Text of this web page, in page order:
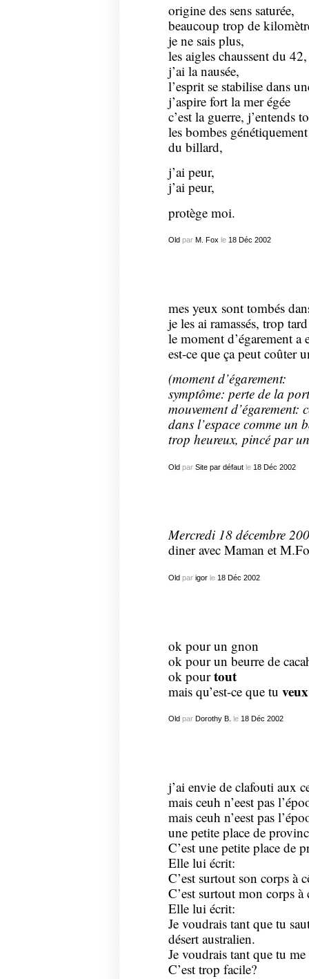
origine des sens saturée,
beaucoup trop de
je ne sais plus,
les aigles chaussent du 42,
j’ai la nausée,
l’esprit se stabilise dans
j’aspire fort la mer égée
c’est la guerre, j’entends
les bombes
du billard,
j’ai peur,
j’ai peur,
protège moi.
Oldpar M. Fox le 18 Déc 2002
mes yeux sont tombés
je les ai ramassés, trop
le moment d’égarement a
est-ce que ça peut coûter
(moment d’égarement:
symptôme: perte de la
mouvement
dans l’espace comme
trop heureux, pincé par
Oldpar Site par défautle 18 Déc 2002
Mercredi 18 décembre
diner avec Maman et
Oldpar igorle 18 Déc 2002
ok pour un gnon
ok pour un beurre de
ok pourtout
mais qu’est-ce que tu
Oldpar Dorothy B. le 18 Déc 2002
j’ai envie de clafouti aux
mais ceuh n’eest pas
mais ceuh n’eest pas
une petite place de
C’est une petite place de
Elle lui écrit:
C’est surtout son corps à
C’est surtout mon corps à
Elle lui écrit:
Je voudrais tant que tu
désert australien.
Je voudrais tant que tu me
C’est trop facile?